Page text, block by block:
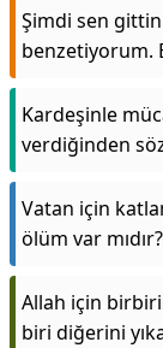
Şimdi sen
benzetiyorum.
Kardeşinle
verdiğinden
Vatan için
ölüm var
Allah için
biri diğerini